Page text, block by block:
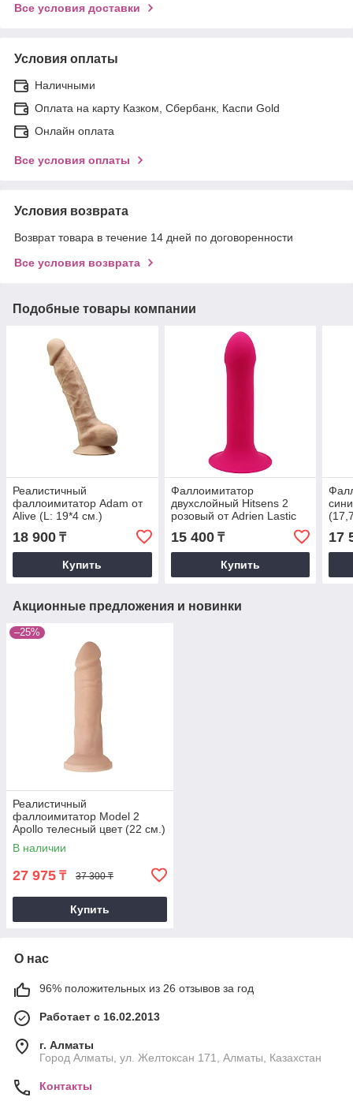
Все условия доставки
Условия оплаты
Наличными
Оплата на карту Казком, Сбербанк, Каспи Gold
Онлайн оплата
Все условия оплаты
Условия возврата
Возврат товара в течение 14 дней по договоренности
Все условия возврата
Подобные товары компании
Реалистичный
фаллоимитатор Adam от
Alive (L: 19*4 см.)
18 900 ₸
Купить
Фаллоимитатор
двухслойный Hitsens 2
розовый от Adrien Lastic
(16,8 *4 см.)
15 400₸
Купить
17
Акционные предложения и новинки
–25%
Реалистичный
фаллоимитатор Model 2
Apollo телесный цвет (22 см.)
В наличии
27 975 ₸ 37 300 ₸
Купить
О нас
96% положительных из 26 отзывов за год
Работает с 16.02.2013
г. Алматы
Город Алматы, ул. Желтоксан 171, Алматы, Казахстан
Контакты